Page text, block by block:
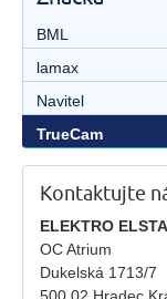
BML
lamax
Navitel
TrueCam
Kontaktujte
ELEKTRO
OC Atrium
Dukelská 1713/7